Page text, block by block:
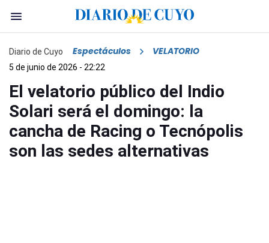
Diario de Cuyo Espectáculos VELATORIO
5 de junio de 2026 - 22:22
El velatorio público del Indio
Solari será el domingo: la
cancha de Racing o Tecnópolis
son las sedes alternativas